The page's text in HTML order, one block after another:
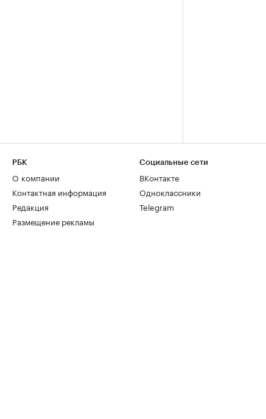
РБК
О компании
Контактная информация
Редакция
Размещение рекламы
Социальные сети
ВКонтакте
Одноклассники
Telegram